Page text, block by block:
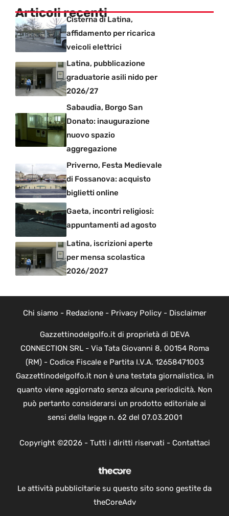
Articoli recenti
Cisterna di Latina,
affidamento per ricarica
veicoli elettrici
Latina, pubblicazione
graduatorie asili nido per
2026/27
Sabaudia, Borgo San
Donato: inaugurazione
nuovo spazio
aggregazione
Priverno, Festa Medievale
di Fossanova: acquisto
biglietti online
Gaeta, incontri religiosi:
appuntamenti ad agosto
Latina, iscrizioni aperte
per mensa scolastica
2026/2027
Chi siamo - Redazione- Privacy Policy- Disclaimer
Gazzettinodelgolfo.it di proprietà di DEVA
CONNECTION SRL - Via Tata Giovanni 8, 00154 Roma
(RM) - Codice Fiscale e Partita I.V.A. 12658471003
Gazzettinodelgolfo.it non è una testata giornalistica, in
quanto viene aggiornato senza alcuna periodicità. Non
può pertanto considerarsi un prodotto editoriale ai
sensi della legge n. 62 del 07.03.2001
Copyright ©2026 - Tutti i diritti riservati - Contattaci
Le attività pubblicitarie su questo sito sono gestite da
theCoreAdv